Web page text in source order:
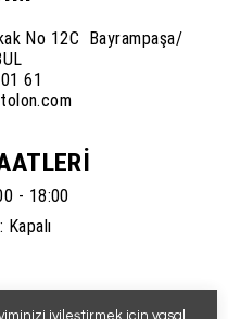
iyileştirmek için yasal
No 12C Bayrampaşa/
61
- 18:00